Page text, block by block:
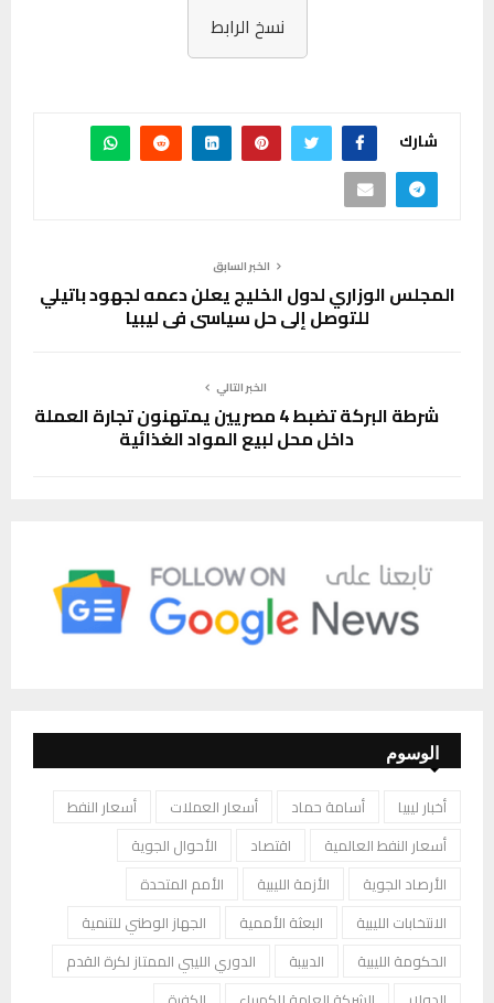
نسخ الرابط
شارك
الخبر السابق
المجلس الوزاري لدول الخليج يعلن دعمه لجهود باتيلي
للتوصل إلى حل سياسي في ليبيا
الخبر التالي
شرطة البركة تضبط 4 مصريين يمتهنون تجارة العملة
داخل محل لبيع المواد الغذائية
الوسوم
أخبار ليبيا أسامة حماد أسعار العملات
أسعار النفط
أسعار النفط العالمية
اقتصاد
الأحوال الجوية
الأرصاد الجوية
الأزمة الليبية
الأمم المتحدة
الانتخابات الليبية
البعثة الأممية
الجهاز الوطني للتنمية
الحكومة الليبية
الدبيبة
الدوري الليبي الممتاز لكرة القدم